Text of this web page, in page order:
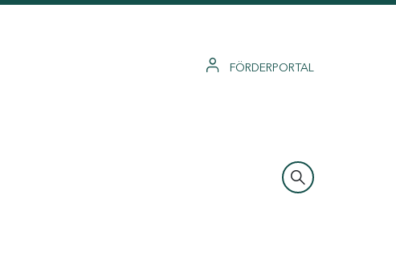
FÖRDERPORTAL